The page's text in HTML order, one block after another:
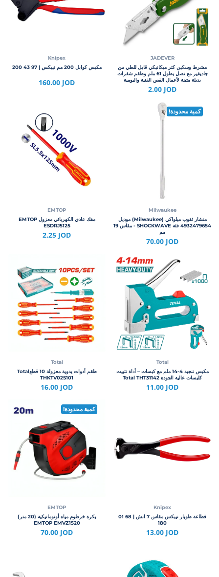
JADEVER
مشرط وسكين كتر ميكانيكي قابل للطي من
جاديفير مع نصل بطول 61 ملم وطقم شفرات
بديلة متينة لأعمال القص الفنية واليومية
2.00 JOD
Knipex
مكبس كوابل 200 مم نيبكس | 97 43 200
160.00 JOD
كمية محدودة!
Milwaukee
منشار ثقوب ميلواكي (Milwaukee) موديل
4932479654 فئة SHOCKWAVE - مقاس 19
مم
70.00 JOD
EMTOP
مفك عادي الكهربائي معزول EMTOP
ESDRJ5125
2.25 JOD
Total
مكبس تنجيد 4-14 ملم مع كبسات – أداة تثبيت
كلبسات عالية الجودة Total THT31142
11.00 JOD
Total
طقم أدوات يدوية معزولة 10 قطعTotal
THKTV02S101
16.00 JOD
Knipex
قطاعة طوبار نيبكس مقاس 7 انش | 68 01
180
13.00 JOD
كمية محدودة!
EMTOP
بكرة خرطوم مياه أوتوماتيكية (20 متر)
EMTOP EMVZ1520
70.00 JOD